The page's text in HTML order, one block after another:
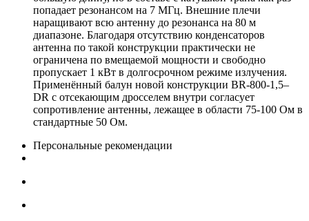
попадает резонансом на 7 МГц. Внешние плечи
наращивают всю антенну до резонанса на 80 м
диапазоне. Благодаря отсутствию конденсаторов
антенна по такой конструкции практически не
ограничена по вмещаемой мощности и свободно
пропускает 1 кВт в долгосрочном режиме излучения.
Применённый балун новой конструкции BR-800-1,5–
DR с отсекающим дросселем внутри согласует
сопротивление антенны, лежащее в области 75-100 Ом в
стандартные 50 Ом.
Персональные рекомендации